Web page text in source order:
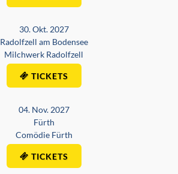
30. Okt. 2027
Radolfzell am Bodensee
Milchwerk Radolfzell
TICKETS
04. Nov. 2027
Fürth
Comödie Fürth
TICKETS